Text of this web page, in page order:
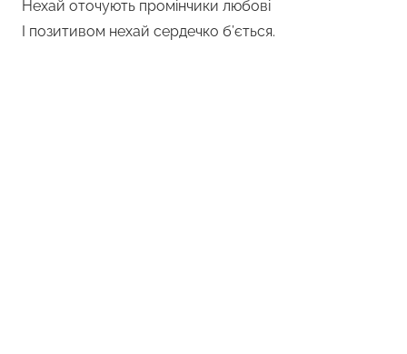
Нехай оточують промінчики любові
І позитивом нехай сердечко б’ється.